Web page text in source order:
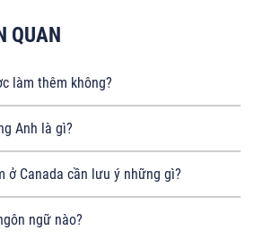
QUAN
làm thêm không?
Anh là gì?
ở Canada cần lưu ý những gì?
ngữ nào?